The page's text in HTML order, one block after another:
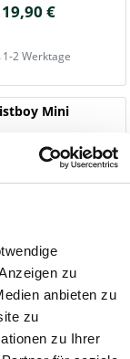
zu
anbieten zu
zu
zu Ihrer
19,90 €
1-2 Werktage
Mini
2-teilig